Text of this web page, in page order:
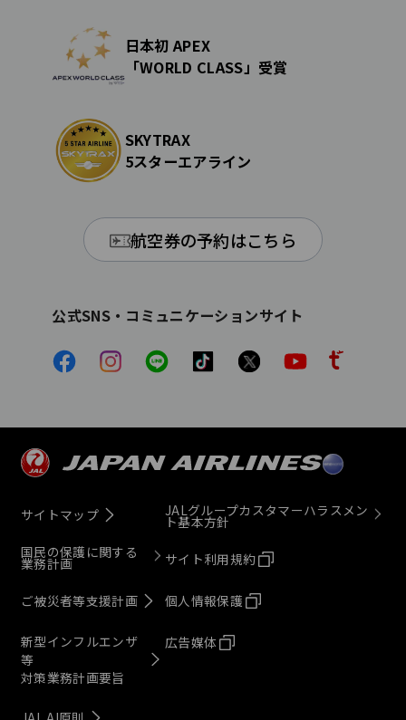
日本初 APEX
「WORLD CLASS」受賞
SKYTRAX
5スターエアライン
航空券の予約はこちら
公式SNS・コミュニケーションサイト
サイトマップ
国民の保護に関する
業務計画
ご被災者等支援計画
新型インフルエンザ
等
対策業務計画要旨
JALグループカスタマーハラスメン
ト基本方針
サイト利用規約
個人情報保護
広告媒体